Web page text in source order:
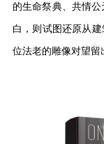
的生命祭典、共情
白，则试图还原从
位法老的雕像对望留